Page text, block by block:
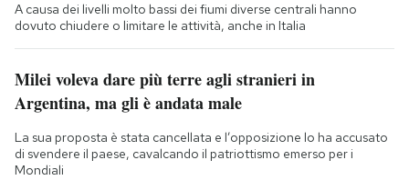
A causa dei livelli molto bassi dei fiumi diverse centrali hanno
dovuto chiudere o limitare le attività, anche in Italia
Milei voleva dare più terre agli stranieri in
Argentina, ma gli è andata male
La sua proposta è stata cancellata e l’opposizione lo ha accusato
di svendere il paese, cavalcando il patriottismo emerso per i
Mondiali